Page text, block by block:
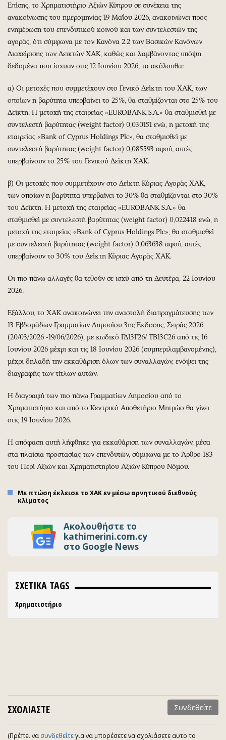
Επίσης, το Χρηματιστήριο Αξιών Κύπρου σε συνέχεια της
ανακοίνωσης του ημερομηνίας 19 Μαΐου 2026, ανακοινώνει προς
ενημέρωση του επενδυτικού κοινού και των συντελεστών της
αγοράς, ότι σύμφωνα με τον Kανόνα 2.2 των Βασικών Κανόνων
Διαχείρισης των Δεικτών ΧΑΚ, καθώς και λαμβάνοντας υπόψη
δεδομένα που ίσχυαν στις 12 Ιουνίου 2026, τα ακόλουθα:
α) Οι μετοχές που συμμετέχουν στο Γενικό Δείκτη του ΧΑΚ, των
οποίων η βαρύτητα υπερβαίνει το 25%, θα σταθμίζονται στο 25% του
Δείκτη. Η μετοχή της εταιρείας «EUROBANK S.A.» θα σταθμισθεί με
συντελεστή βαρύτητας (weight factor) 0,030151 ενώ, η μετοχή της
εταιρείας «Bank of Cyprus Holdings Plc», θα σταθμισθεί με
συντελεστή βαρύτητας (weight factor) 0,085593 αφού, αυτές
υπερβαίνουν το 25% του Γενικού Δείκτη ΧΑΚ.
β) Οι μετοχές που συμμετέχουν στο Δείκτη Κύριας Αγοράς ΧΑΚ,
των οποίων η βαρύτητα υπερβαίνει το 30% θα σταθμίζονται στο 30%
του Δείκτη. Η μετοχή της εταιρείας «EUROBANK S.A.» θα
σταθμισθεί με συντελεστή βαρύτητας (weight factor) 0,022418 ενώ, η
μετοχή της εταιρείας «Bank of Cyprus Holdings Plc», θα σταθμισθεί
με συντελεστή βαρύτητας (weight factor) 0,063638 αφού, αυτές
υπερβαίνουν το 30% του Δείκτη Κύριας Αγοράς ΧΑΚ.
Οι πιο πάνω αλλαγές θα τεθούν σε ισχύ από τη Δευτέρα, 22 Ιουνίου
2026.
Εξάλλου, το ΧΑΚ ανακοινώνει την αναστολή διαπραγμάτευσης των
13 Εβδομάδων Γραμματίων Δημοσίου 3ης Έκδοσης, Σειράς 2026
(20/03/2026 -19/06/2026), με κωδικό ΓΔ13Γ26/ TB13C26 από τις 16
Ιουνίου 2026 μέχρι και τις 18 Ιουνίου 2026 (συμπεριλαμβανομένης),
μέχρι δηλαδή την εκκαθάριση όλων των συναλλαγών, ενόψει της
διαγραφής των τίτλων αυτών.
Η διαγραφή των πιο πάνω Γραμματίων Δημοσίου από το
Χρηματιστήριο και από το Κεντρικό Αποθετήριο Μητρώο θα γίνει
στις 19 Ιουνίου 2026.
Η απόφαση αυτή λήφθηκε για εκκαθάριση των συναλλαγών, μέσα
στα πλαίσια προστασίας των επενδυτών, σύμφωνα με το Άρθρο 183
του Περί Αξιών και Χρηματιστηρίου Αξιών Κύπρου Νόμου.
Με πτώση έκλεισε το ΧΑΚ εν μέσω αρνητικού διεθνούς
κλίματος
Ακολουθήστε το
kathimerini.com.cy
στο Google News
ΣΧΕΤΙΚΑ TAGS
Χρηματιστήριο
ΣΧΟΛΙΑΣΤΕ Συνδεθείτε
(Πρέπει να συνδεθείτεγια να μπορέσετε να σχολιάσετε αυτο το